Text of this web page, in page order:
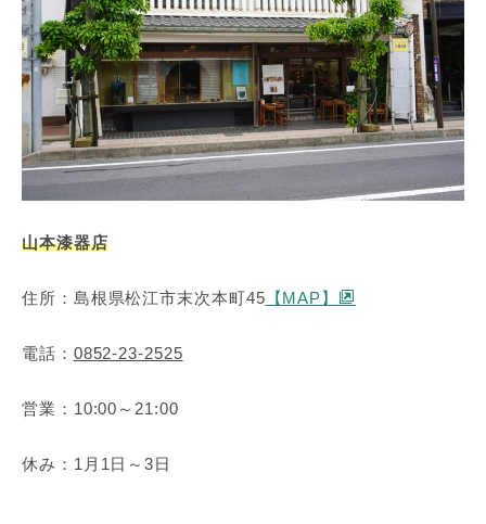
山本漆器店
住所：島根県松江市末次本町45 【MAP】
電話： 0852-23-2525
営業：10:00～21:00
休み：1月1日～3日